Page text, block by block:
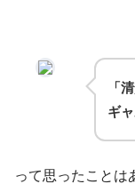
「
ギ
って思ったことは